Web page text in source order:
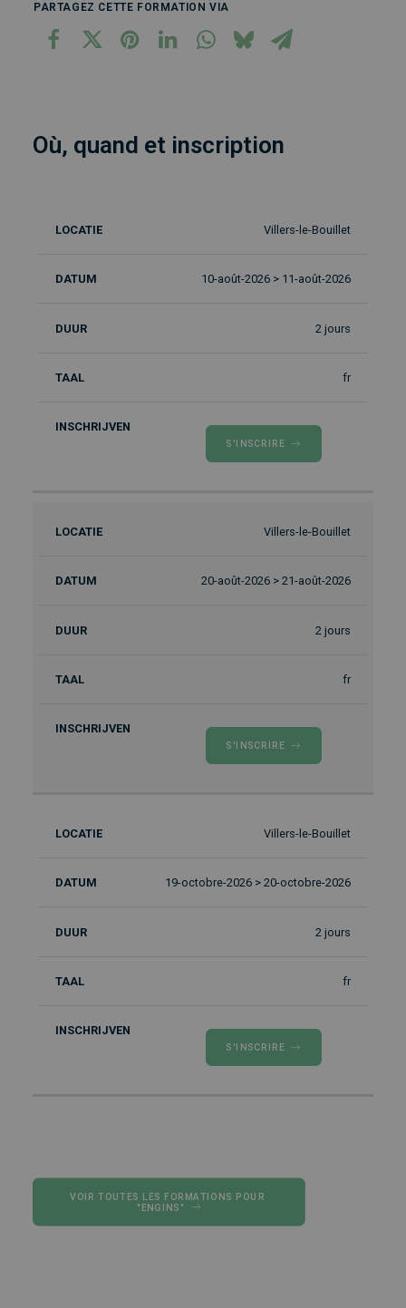
PARTAGEZ CETTE FORMATION VIA
Où, quand et inscription
Lieu Langue
Villers-le-Bouillet
10-août-2026 > 11-août-2026
2 jours
fr
S'INSCRIRE
Villers-le-Bouillet
20-août-2026 > 21-août-2026
2 jours
fr
S'INSCRIRE
Villers-le-Bouillet
19-octobre-2026 > 20-octobre-2026
2 jours
fr
S'INSCRIRE
VOIR TOUTES LES FORMATIONS POUR
"ENGINS"